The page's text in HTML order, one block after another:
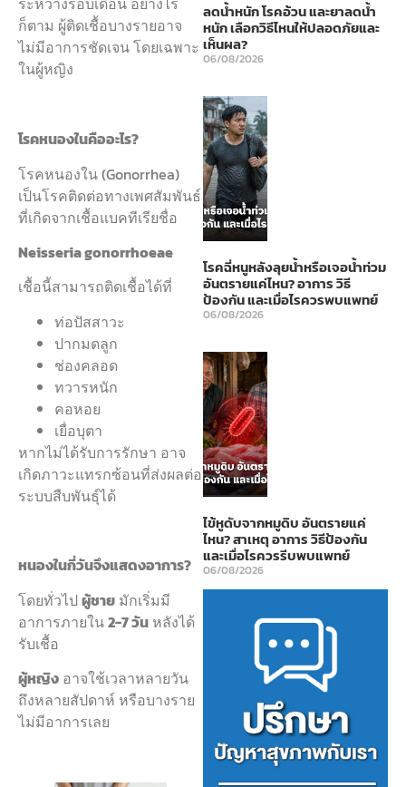
ก็ตาม ผู้ติดเชื้อบางรายอาจ
ไม่มีอาการชัดเจน โดยเฉพาะ
ในผู้หญิง
โรคหนองในคืออะไร?
โรคหนองใน (Gonorrhea)
เป็นโรคติดต่อทางเพศสัมพันธ์
ที่เกิดจากเชื้อแบคทีเรียชื่อ
Neisseria gonorrhoeae
เชื้อนี้สามารถติดเชื้อได้ที่
ท่อปัสสาวะ
ปากมดลูก
ช่องคลอด
ทวารหนัก
คอหอย
เยื่อบุตา
หากไม่ได้รับการรักษา อาจ
เกิดภาวะแทรกซ้อนที่ส่งผลต่อ
ระบบสืบพันธุ์ได้
หนองในกี่วันจึงแสดงอาการ?
โดยทั่วไปผู้ชาย มักเริ่มมี
อาการภายใน2-7 วัน หลังได้
รับเชื้อ
ผู้หญิง อาจใช้เวลาหลายวัน
ถึงหลายสัปดาห์ หรือบางราย
ไม่มีอาการเลย
ลดน้ำหนัก โรคอ้วน และยาลดน้ำ
หนัก เลือกวิธีไหนให้ปลอดภัยและ
เห็นผล?
06/08/2026
โรคฉี่หนูหลังลุยน้ำหรือเจอน้ำท่วม
อันตรายแค่ไหน? อาการ วิธี
ป้องกัน และเมื่อไรควรพบแพทย์
06/08/2026
ไข้หูดับจากหมูดิบ อันตรายแค่
ไหน? สาเหตุ อาการ วิธีป้องกัน
และเมื่อไรควรรีบพบแพทย์
06/08/2026